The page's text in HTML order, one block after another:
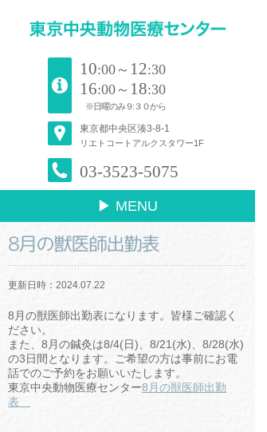
10:00～ 12:30
16:00～ 18:30
※日曜のみ９:３０から
東京都中央区湊3-8-1
リエトコートアルクスタワー1F
03-3523-5075
▶ MENU
8月の獣医師出勤表
更新日時：2024.07.22
8月の獣医師出勤表になります。皆様ご確認く
ださい。
また、8月の鍼灸は8/4(日)、8/21(水)、8/28(水)
の3日間となります。ご希望の方は事前にお電
話でのご予約をお願いいたします。
東京中央動物医療センター8月の獣医師出勤
表